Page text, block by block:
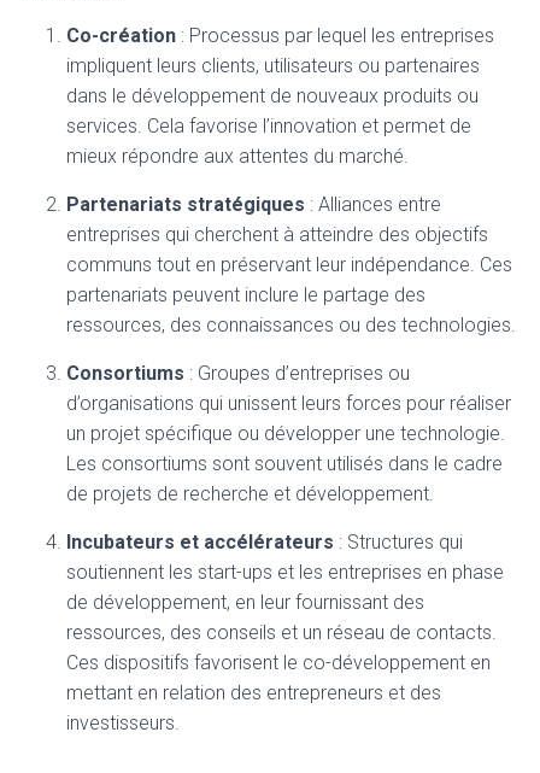
Co-création : Processus par lequel les entreprises
impliquent leurs clients, utilisateurs ou partenaires
dans le développement de nouveaux produits ou
services. Cela favorise l’innovation et permet de
mieux répondre aux attentes du marché.
Partenariats stratégiques : Alliances entre
entreprises qui cherchent à atteindre des objectifs
communs tout en préservant leur indépendance. Ces
partenariats peuvent inclure le partage des
ressources, des connaissances ou des technologies.
Consortiums : Groupes d’entreprises ou
d’organisations qui unissent leurs forces pour réaliser
un projet spécifique ou développer une technologie.
Les consortiums sont souvent utilisés dans le cadre
de projets de recherche et développement.
Incubateurs et accélérateurs : Structures qui
soutiennent les start-ups et les entreprises en phase
de développement, en leur fournissant des
ressources, des conseils et un réseau de contacts.
Ces dispositifs favorisent le co-développement en
mettant en relation des entrepreneurs et des
investisseurs.